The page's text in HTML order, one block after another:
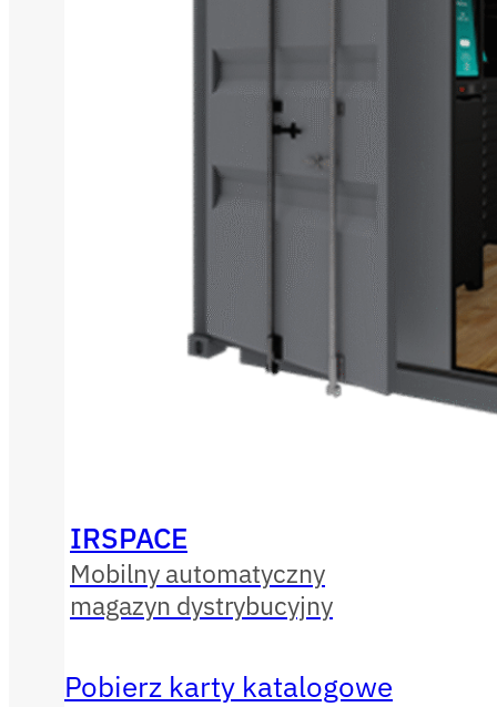
IRSPACE
Mobilny automatyczny
magazyn dystrybucyjny
Pobierz karty katalogowe